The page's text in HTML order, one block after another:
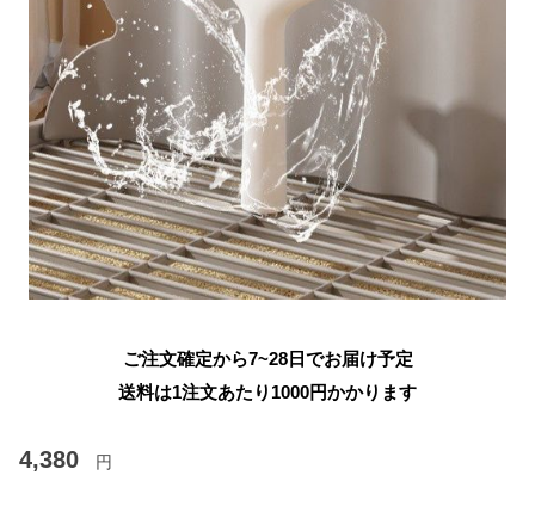
ご注文確定から7~28日でお届け予定
送料は1注文あたり 1000円かかります
4,380 円